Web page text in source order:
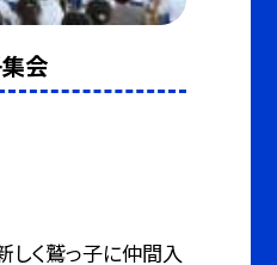
会
しく鷲っ子に仲間入